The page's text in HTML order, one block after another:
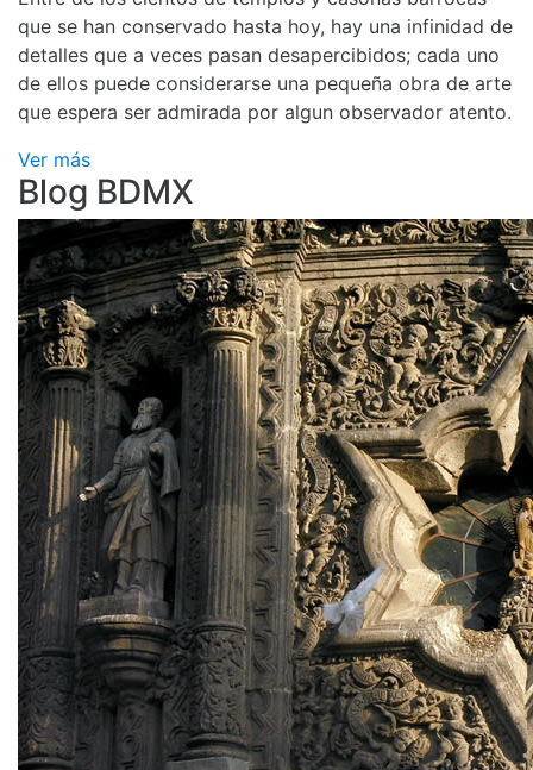
que se han conservado hasta hoy, hay una infinidad de
detalles que a veces pasan desapercibidos; cada uno
de ellos puede considerarse una pequeña obra de arte
que espera ser admirada por algun observador atento.
Ver más
Blog BDMX